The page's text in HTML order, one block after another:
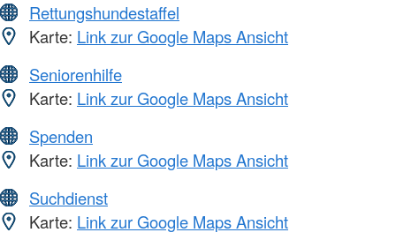
Rettungshundestaffel
Karte: Link zur Google Maps Ansicht
Seniorenhilfe
Karte: Link zur Google Maps Ansicht
Spenden
Karte: Link zur Google Maps Ansicht
Suchdienst
Karte: Link zur Google Maps Ansicht